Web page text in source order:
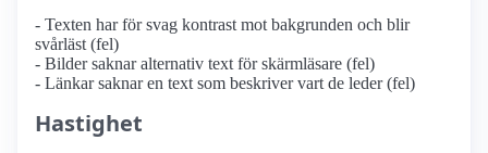
- Texten har för svag kontrast mot bakgrunden och blir
svårläst (fel)
- Bilder saknar alternativ text för skärmläsare (fel)
- Länkar saknar en text som beskriver vart de leder (fel)
Hastighet